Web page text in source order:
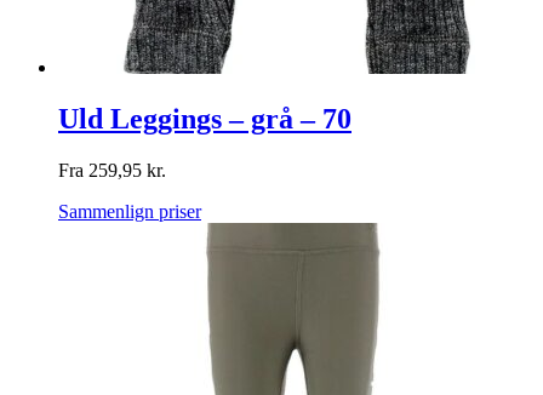
Uld Leggings – grå – 70
Fra 259,95 kr.
Sammenlign priser